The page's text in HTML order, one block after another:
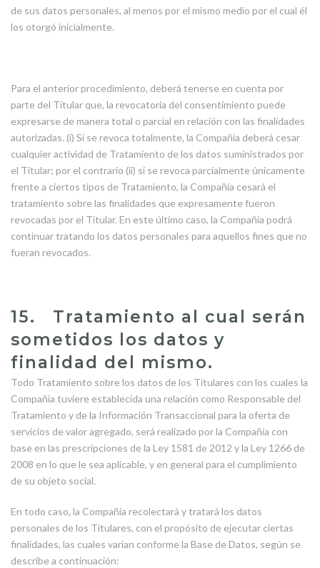
de sus datos personales, al menos por el mismo medio por el cual él
los otorgó inicialmente.
Para el anterior procedimiento, deberá tenerse en cuenta por
parte del Titular que, la revocatoria del consentimiento puede
expresarse de manera total o parcial en relación con las finalidades
autorizadas. (i) Si se revoca totalmente, la Compañía deberá cesar
cualquier actividad de Tratamiento de los datos suministrados por
el Titular; por el contrario (ii) si se revoca parcialmente únicamente
frente a ciertos tipos de Tratamiento, la Compañía cesará el
tratamiento sobre las finalidades que expresamente fueron
revocadas por el Titular. En este último caso, la Compañía podrá
continuar tratando los datos personales para aquellos fines que no
fueran revocados.
15. Tratamiento al cual serán
sometidos los datos y
finalidad del mismo.
Todo Tratamiento sobre los datos de los Titulares con los cuales la
Compañía tuviere establecida una relación como Responsable del
Tratamiento y de la Información Transaccional para la oferta de
servicios de valor agregado, será realizado por la Compañía con
base en las prescripciones de la Ley 1581 de 2012 y la Ley 1266 de
2008 en lo que le sea aplicable, y en general para el cumplimiento
de su objeto social.
En todo caso, la Compañía recolectará y tratará los datos
personales de los Titulares, con el propósito de ejecutar ciertas
finalidades, las cuales varían conforme la Base de Datos, según se
describe a continuación: